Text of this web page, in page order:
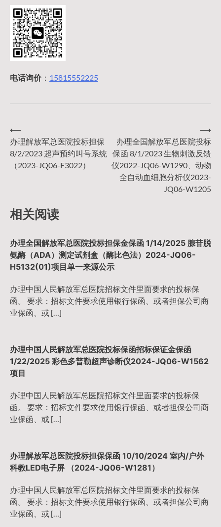
电话询价： 15815552225
文
章
航
⟵
办理解放军总医院投标担保
8/2/2023 超声预约叫号系统
（2023-JQ06-F3022）
办理全国解放军总医院投标
保函 8/1/2023 生物刺激反馈
仪2022-JQ06-W1290、动物
全自动血细胞分析仪2023-
JQ06-W1205
⟶
相关阅读
办理全国解放军总医院投标担保金保函 1/14/2025 腺苷脱
氨酶（ADA）测定试剂盒（酶比色法）2024-JQ06-
H5132(01)项目单一来源公示
办理中国人民解放军总医院招标文件里面要求的投标保
函。 要求：招标文件要求使用银行保函、或者担保公司商
业保函、或 […]
办理中国人民解放军总医院投标保函招标保证金保函
1/22/2025 彩色多普勒超声诊断仪2024-JQ06-W1562
项目
办理中国人民解放军总医院招标文件里面要求的投标保
函。 要求：招标文件要求使用银行保函、或者担保公司商
业保函、或 […]
办理解放军总医院投标担保保函 10/10/2024 室内/户外
科教LED电子屏 （2024-JQ06-W1281）
办理中国人民解放军总医院招标文件里面要求的投标保
函。 要求：招标文件要求使用银行保函、或者担保公司商
业保函、或 […]